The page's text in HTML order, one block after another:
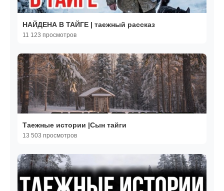
НАЙДЕНА В ТАЙГЕ | таежный рассказ
11 123 просмотров
Таежные истории |Сын тайги
13 503 просмотров